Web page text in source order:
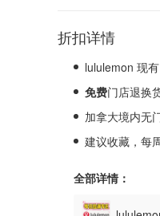
折扣详情
lululemon 现
免费门店退换
加拿大境内无
建议收藏，每
全部详情：